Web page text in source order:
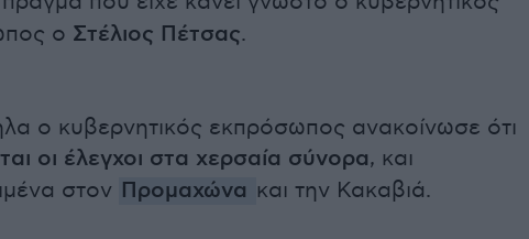
ο Στέλιος Πέτσας.
ο κυβερνητικός εκπρόσωπος ανακοίνωσε ότι
οι έλεγχοι στα χερσαία σύνορα, και
στον Προμαχώνα και την Κακαβιά.